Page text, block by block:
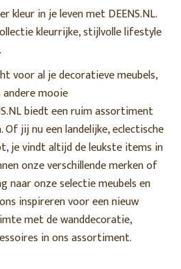
kleur in je leven met DEENS.NL.
kleurrijke, stijlvolle lifestyle
voor al je decoratieve meubels,
mooie
biedt een ruim assortiment
Of jij nu een landelijke, eclectische
je vindt altijd de leukste items in
onze verschillende merken of
naar onze selectie meubels en
inspireren voor een nieuw
met de wanddecoratie,
in ons assortiment.